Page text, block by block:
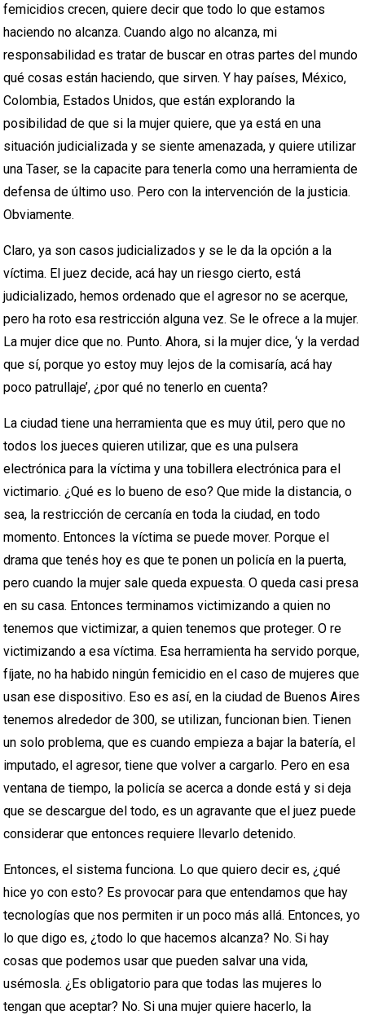
femicidios crecen, quiere decir que todo lo que estamos
haciendo no alcanza. Cuando algo no alcanza, mi
responsabilidad es tratar de buscar en otras partes del mundo
qué cosas están haciendo, que sirven. Y hay países, México,
Colombia, Estados Unidos, que están explorando la
posibilidad de que si la mujer quiere, que ya está en una
situación judicializada y se siente amenazada, y quiere utilizar
una Taser, se la capacite para tenerla como una herramienta de
defensa de último uso. Pero con la intervención de la justicia.
Obviamente.
Claro, ya son casos judicializados y se le da la opción a la
víctima. El juez decide, acá hay un riesgo cierto, está
judicializado, hemos ordenado que el agresor no se acerque,
pero ha roto esa restricción alguna vez. Se le ofrece a la mujer.
La mujer dice que no. Punto. Ahora, si la mujer dice, ‘y la verdad
que sí, porque yo estoy muy lejos de la comisaría, acá hay
poco patrullaje’, ¿por qué no tenerlo en cuenta?
La ciudad tiene una herramienta que es muy útil, pero que no
todos los jueces quieren utilizar, que es una pulsera
electrónica para la víctima y una tobillera electrónica para el
victimario. ¿Qué es lo bueno de eso? Que mide la distancia, o
sea, la restricción de cercanía en toda la ciudad, en todo
momento. Entonces la víctima se puede mover. Porque el
drama que tenés hoy es que te ponen un policía en la puerta,
pero cuando la mujer sale queda expuesta. O queda casi presa
en su casa. Entonces terminamos victimizando a quien no
tenemos que victimizar, a quien tenemos que proteger. O re
victimizando a esa víctima. Esa herramienta ha servido porque,
fíjate, no ha habido ningún femicidio en el caso de mujeres que
usan ese dispositivo. Eso es así, en la ciudad de Buenos Aires
tenemos alrededor de 300, se utilizan, funcionan bien. Tienen
un solo problema, que es cuando empieza a bajar la batería, el
imputado, el agresor, tiene que volver a cargarlo. Pero en esa
ventana de tiempo, la policía se acerca a donde está y si deja
que se descargue del todo, es un agravante que el juez puede
considerar que entonces requiere llevarlo detenido.
Entonces, el sistema funciona. Lo que quiero decir es, ¿qué
hice yo con esto? Es provocar para que entendamos que hay
tecnologías que nos permiten ir un poco más allá. Entonces, yo
lo que digo es, ¿todo lo que hacemos alcanza? No. Si hay
cosas que podemos usar que pueden salvar una vida,
usémosla. ¿Es obligatorio para que todas las mujeres lo
tengan que aceptar? No. Si una mujer quiere hacerlo, la